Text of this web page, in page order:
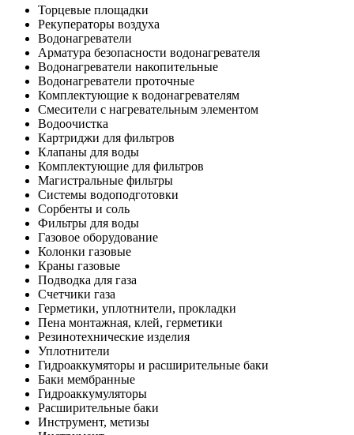
Торцевые площадки
Рекуператоры воздуха
Водонагреватели
Арматура безопасности водонагревателя
Водонагреватели накопительные
Водонагреватели проточные
Комплектующие к водонагревателям
Смесители с нагревательным элементом
Водоочистка
Картриджи для фильтров
Клапаны для воды
Комплектующие для фильтров
Магистральные фильтры
Системы водоподготовки
Сорбенты и соль
Фильтры для воды
Газовое оборудование
Колонки газовые
Краны газовые
Подводка для газа
Счетчики газа
Герметики, уплотнители, прокладки
Пена монтажная, клей, герметики
Резинотехнические изделия
Уплотнители
Гидроаккумяторы и расширительные баки
Баки мембранные
Гидроаккумуляторы
Расширительные баки
Инструмент, метизы